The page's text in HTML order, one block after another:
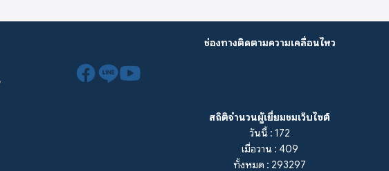
ช่องทางติดตามความเคลื่อนไหว
สถิติจำนวนผู้เยี่ยมชมเว็บไซต์
วันนี้ : 172
เมื่อวาน : 409
ทั้งหมด : 293297